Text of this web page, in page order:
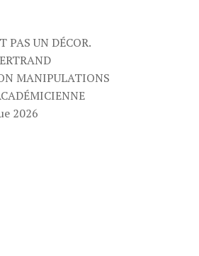
PAS UN DÉCOR.
MANIPULATIONS
2026